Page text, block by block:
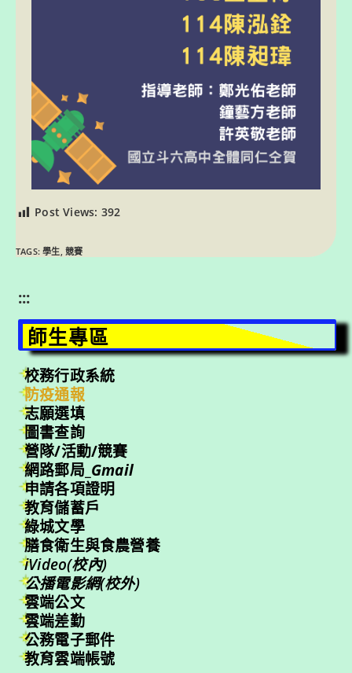
Post Views: 392
TAGS:學生 競賽
:::
師生專區
校務行政系統
防疫通報
志願選填
圖書查詢
營隊/活動/競賽
網路郵局_ Gmail
申請各項證明
教育儲蓄戶
綠城文學
膳食衛生與食農營養
iVideo(校內)
公播電影網(校外)
雲端公文
雲端差勤
公務電子郵件
教育雲端帳號